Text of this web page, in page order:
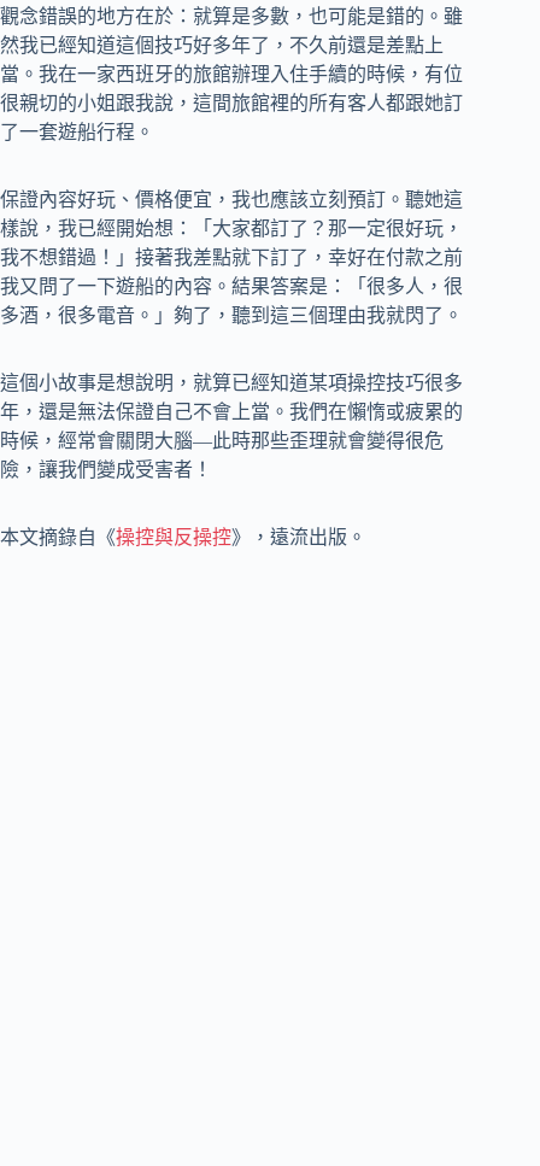
觀念錯誤的地方在於：就算是多數，也可能是錯的。雖
然我已經知道這個技巧好多年了，不久前還是差點上
當。我在一家西班牙的旅館辦理入住手續的時候，有位
很親切的小姐跟我說，這間旅館裡的所有客人都跟她訂
了一套遊船行程。
保證內容好玩、價格便宜，我也應該立刻預訂。聽她這
樣說，我已經開始想：「大家都訂了？那一定很好玩，
我不想錯過！」接著我差點就下訂了，幸好在付款之前
我又問了一下遊船的內容。結果答案是：「很多人，很
多酒，很多電音。」夠了，聽到這三個理由我就閃了。
這個小故事是想說明，就算已經知道某項操控技巧很多
年，還是無法保證自己不會上當。我們在懶惰或疲累的
時候，經常會關閉大腦—此時那些歪理就會變得很危
險，讓我們變成受害者！
本文摘錄自《操控與反操控》，遠流出版。